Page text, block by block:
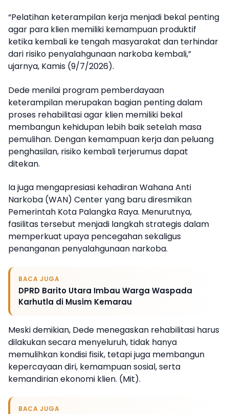
“Pelatihan keterampilan kerja menjadi bekal penting
agar para klien memiliki kemampuan produktif
ketika kembali ke tengah masyarakat dan terhindar
dari risiko penyalahgunaan narkoba kembali,”
ujarnya, Kamis (9/7/2026).
Dede menilai program pemberdayaan
keterampilan merupakan bagian penting dalam
proses rehabilitasi agar klien memiliki bekal
membangun kehidupan lebih baik setelah masa
pemulihan. Dengan kemampuan kerja dan peluang
penghasilan, risiko kembali terjerumus dapat
ditekan.
Ia juga mengapresiasi kehadiran Wahana Anti
Narkoba (WAN) Center yang baru diresmikan
Pemerintah Kota Palangka Raya. Menurutnya,
fasilitas tersebut menjadi langkah strategis dalam
memperkuat upaya pencegahan sekaligus
penanganan penyalahgunaan narkoba.
BACA JUGA
DPRD Barito Utara Imbau Warga Waspada
Karhutla di Musim Kemarau
Meski demikian, Dede menegaskan rehabilitasi harus
dilakukan secara menyeluruh, tidak hanya
memulihkan kondisi fisik, tetapi juga membangun
kepercayaan diri, kemampuan sosial, serta
kemandirian ekonomi klien. (Mit).
BACA JUGA